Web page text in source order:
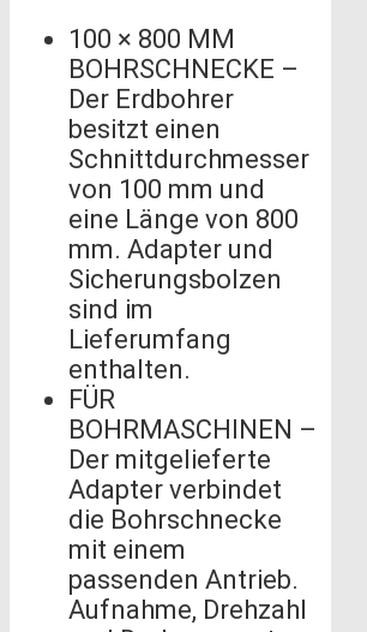
100 × 800 MM
BOHRSCHNECKE –
Der Erdbohrer
besitzt einen
Schnittdurchmesser
von 100 mm und
eine Länge von 800
mm. Adapter und
Sicherungsbolzen
sind im
Lieferumfang
enthalten.
FÜR
BOHRMASCHINEN –
Der mitgelieferte
Adapter verbindet
die Bohrschnecke
mit einem
passenden Antrieb.
Aufnahme, Drehzahl